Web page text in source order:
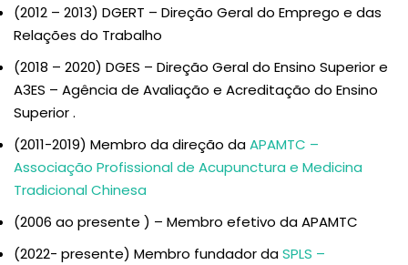
(2012 – 2013) DGERT – Direção Geral do Emprego e das
Relações do Trabalho
(2018 – 2020) DGES – Direção Geral do Ensino Superior e
A3ES – Agência de Avaliação e Acreditação do Ensino
Superior .
(2011-2019) Membro da direção daAPAMTC –
Associação Profissional de Acupunctura e Medicina
Tradicional Chinesa
(2006 ao presente ) – Membro efetivo da APAMTC
(2022- presente) Membro fundador daSPLS –